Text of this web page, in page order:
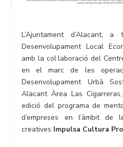
L’Ajuntament d’Alacant,
Desenvolupament Local
amb la col·laboració del
en el marc de les
Desenvolupament Urbà
Alacant Àrea Las
edició del programa de
d’empreses en l’àmbit
creatives Impulsa Cultura